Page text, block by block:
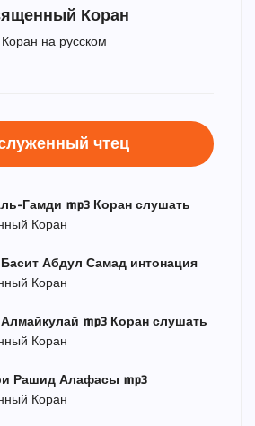
Коран
Коран на русском
чтец
Гамди mp3 Коран слушать
Коран
Абдул Самад интонация
Коран
mp3 Коран слушать
Коран
Рашид Алафасы mp3
Коран